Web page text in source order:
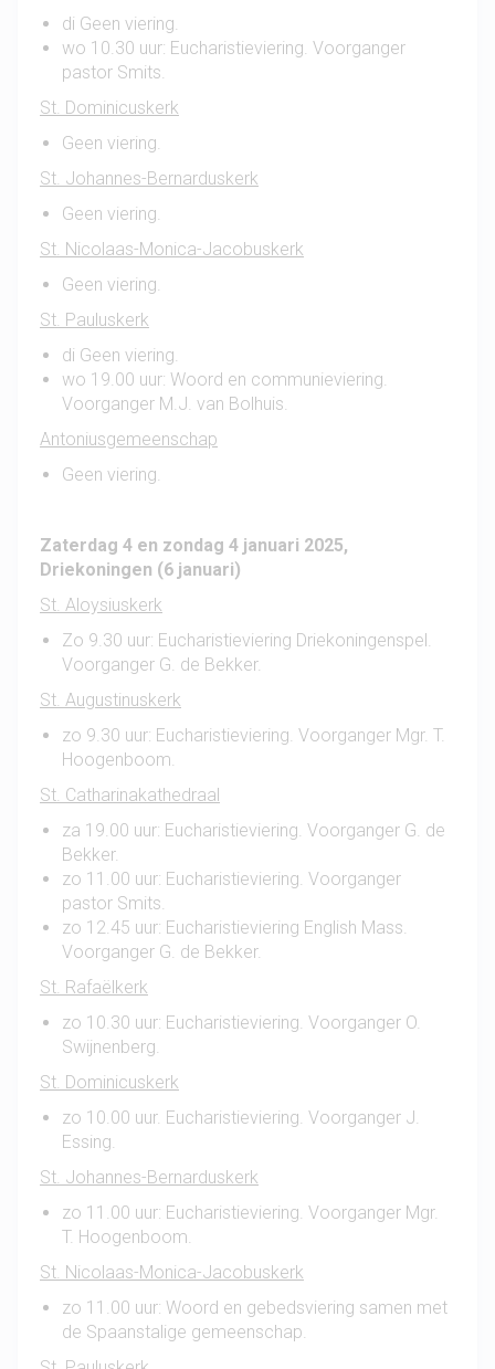
di Geen viering.
wo 10.30 uur: Eucharistieviering. Voorganger
pastor Smits.
St. Dominicuskerk
Geen viering.
St. Johannes-Bernarduskerk
Geen viering.
St. Nicolaas-Monica-Jacobuskerk
Geen viering.
St. Pauluskerk
di Geen viering.
wo 19.00 uur: Woord en communieviering.
Voorganger M.J. van Bolhuis.
Antoniusgemeenschap
Geen viering.
Zaterdag 4 en zondag 4 januari 2025,
Driekoningen (6 januari)
St. Aloysiuskerk
Zo 9.30 uur: Eucharistieviering Driekoningenspel.
Voorganger G. de Bekker.
St. Augustinuskerk
zo 9.30 uur: Eucharistieviering. Voorganger Mgr. T.
Hoogenboom.
St. Catharinakathedraal
za 19.00 uur: Eucharistieviering. Voorganger G. de
Bekker.
zo 11.00 uur: Eucharistieviering. Voorganger
pastor Smits.
zo 12.45 uur: Eucharistieviering English Mass.
Voorganger G. de Bekker.
St. Rafaëlkerk
zo 10.30 uur: Eucharistieviering. Voorganger O.
Swijnenberg.
St. Dominicuskerk
zo 10.00 uur. Eucharistieviering. Voorganger J.
Essing.
St. Johannes-Bernarduskerk
zo 11.00 uur: Eucharistieviering. Voorganger Mgr.
T. Hoogenboom.
St. Nicolaas-Monica-Jacobuskerk
zo 11.00 uur: Woord en gebedsviering samen met
de Spaanstalige gemeenschap.